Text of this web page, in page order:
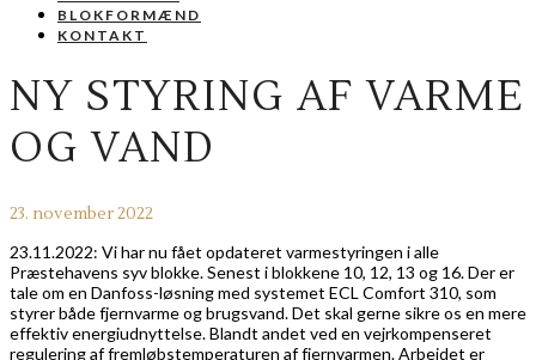
BLOKFORMÆND
KONTAKT
NY STYRING AF VARME
OG VAND
23. november 2022
23.11.2022: Vi har nu fået opdateret varmestyringen i alle
Præstehavens syv blokke. Senest i blokkene 10, 12, 13 og 16. Der er
tale om en Danfoss-løsning med systemet ECL Comfort 310, som
styrer både fjernvarme og brugsvand. Det skal gerne sikre os en mere
effektiv energiudnyttelse. Blandt andet ved en vejrkompenseret
regulering af fremløbstemperaturen af fjernvarmen. Arbejdet er